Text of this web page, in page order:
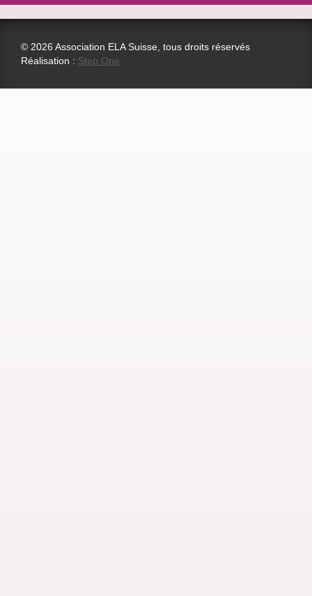
© 2026 Association ELA Suisse, tous droits réservés
Réalisation : Step One